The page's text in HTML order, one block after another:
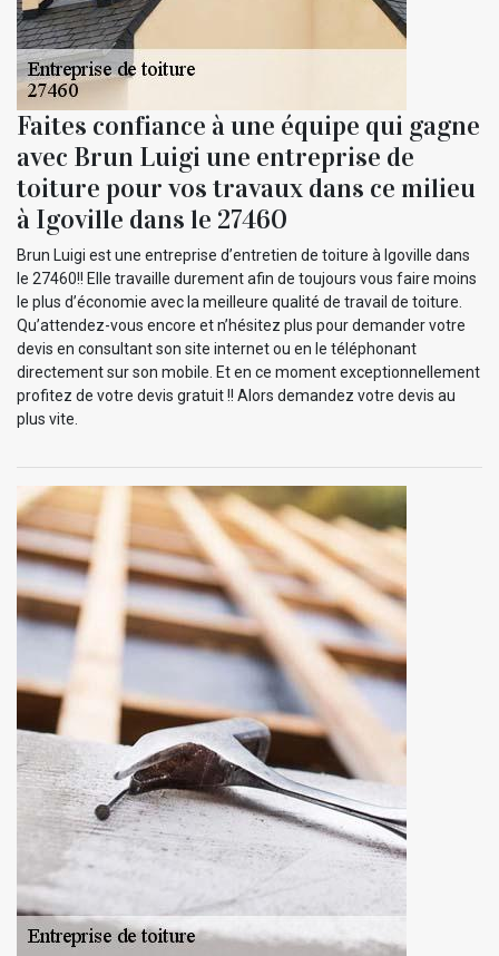
Faites confiance à une équipe qui gagne
avec Brun Luigi une entreprise de
toiture pour vos travaux dans ce milieu
à Igoville dans le 27460
Brun Luigi est une entreprise d’entretien de toiture à Igoville dans
le 27460!! Elle travaille durement afin de toujours vous faire moins
le plus d’économie avec la meilleure qualité de travail de toiture.
Qu’attendez-vous encore et n’hésitez plus pour demander votre
devis en consultant son site internet ou en le téléphonant
directement sur son mobile. Et en ce moment exceptionnellement
profitez de votre devis gratuit !! Alors demandez votre devis au
plus vite.